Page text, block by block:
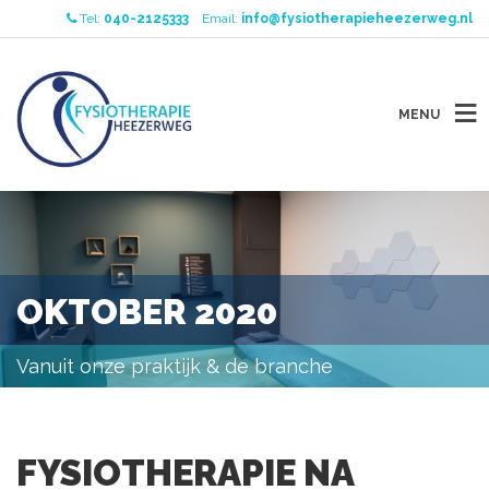
Tel: 040-2125333 Email: info@fysiotherapieheezerweg.nl
MENU
OKTOBER 2020
Vanuit onze praktijk & de branche
FYSIOTHERAPIE NA